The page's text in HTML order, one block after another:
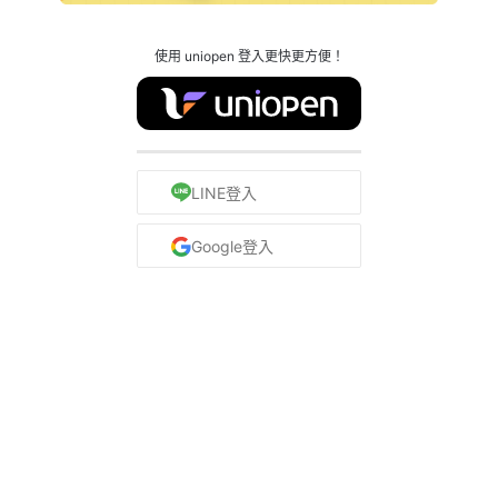
使用 uniopen 登入更快更方便！
LINE登入
Google登入